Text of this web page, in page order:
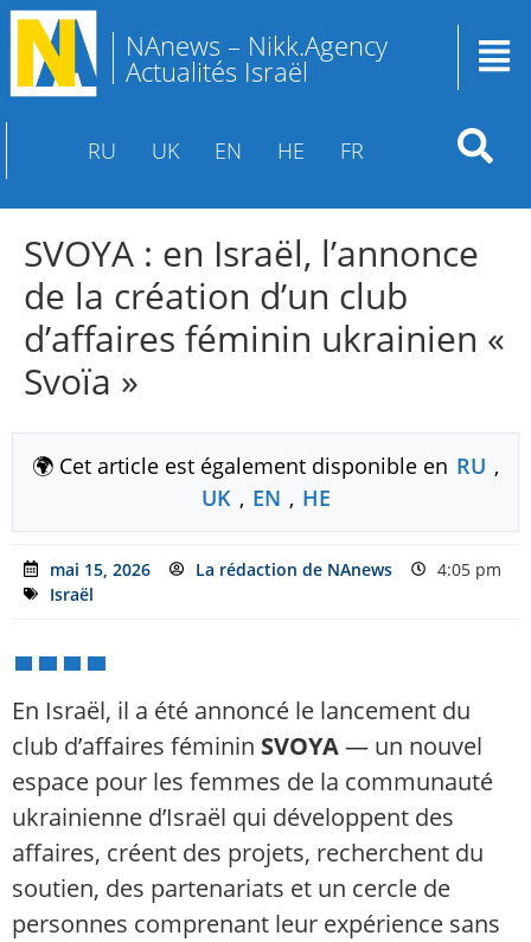
NAnews – Nikk.Agency
Actualités Israël
RU UK EN HE FR
SVOYA : en Israël, l’annonce
de la création d’un club
d’affaires féminin ukrainien «
Svoïa »
🌍 Cet article est également disponible en RU ,
UK , EN , HE
mai 15, 2026 La rédaction de NAnews
4:05 pm
Israël
En Israël, il a été annoncé le lancement du
club d’affaires féminin SVOYA— un nouvel
espace pour les femmes de la communauté
ukrainienne d’Israël qui développent des
affaires, créent des projets, recherchent du
soutien, des partenariats et un cercle de
personnes comprenant leur expérience sans